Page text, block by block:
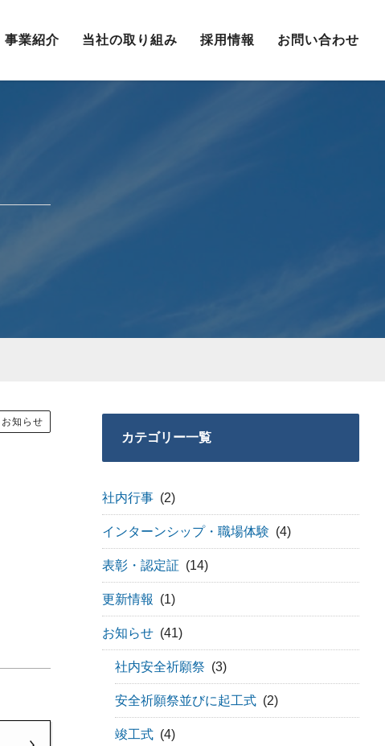
事業紹介 当社の取り組み 採用情報 お問い合わせ
お知らせ
カテゴリー一覧
社内行事 (2)
インターンシップ・職場体験 (4)
表彰・認定証 (14)
更新情報 (1)
お知らせ (41)
社内安全祈願祭 (3)
安全祈願祭並びに起工式 (2)
竣工式 (4)